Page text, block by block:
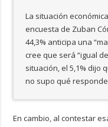
La situación
encuesta de Zuban
44,3% anticipa una
cree que será “igual
situación, el 5,1% dijo
no supo qué
En cambio, al contestar